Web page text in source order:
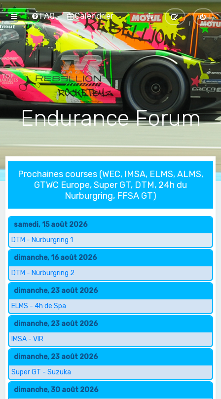
FAQ Calendrier
Endurance Forum
Prochaines courses (WEC, IMSA, ELMS, ALMS,
GTWC Europe, Super GT, DTM, 24h du
Nurburgring, FFSA GT)
samedi, 15 août 2026
DTM - Nürburgring 1
dimanche, 16 août 2026
DTM - Nürburgring 2
dimanche, 23 août 2026
ELMS - 4h de Spa
dimanche, 23 août 2026
IMSA - VIR
dimanche, 23 août 2026
Super GT - Suzuka
dimanche, 30 août 2026